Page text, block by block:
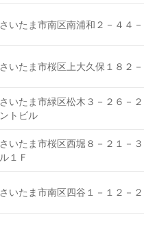
さいたま市南区南浦和２－４４
さいたま市桜区上大久保１８２
さいたま市緑区松木３－２６－
ントビル
さいたま市桜区西堀８－２１－
ル１Ｆ
さいたま市南区四谷１－１２－